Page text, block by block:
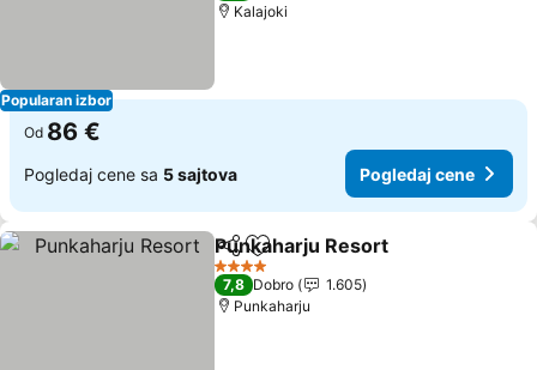
Popularan izbor
Kalajoki
Od 86 €
Pogledaj cene sa 5 sajtova Pogledaj cene
Deli Dodati u favorite
Punkaharju Resort
4 Zvezdice
7,8 Dobro
1.605
Punkaharju